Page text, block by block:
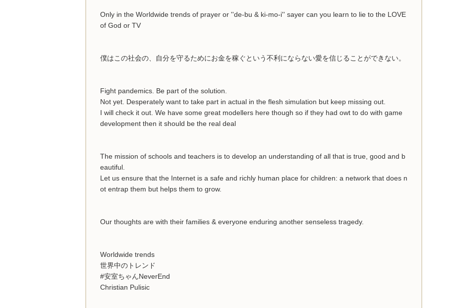
Only in the Worldwide trends of prayer or ''de-bu & ki-mo-i'' sayer can you learn to lie to the LOVE
of God or TV
僕はこの社会の、自分を守るためにお金を稼ぐという不利にならない愛を信じることができない。
Fight pandemics. Be part of the solution.
Not yet. Desperately want to take part in actual in the flesh simulation but keep missing out.
I will check it out. We have some great modellers here though so if they had owt to do with game
development then it should be the real deal
The mission of schools and teachers is to develop an understanding of all that is true, good and b
eautiful.
Let us ensure that the Internet is a safe and richly human place for children: a network that does n
ot entrap them but helps them to grow.
Our thoughts are with their families & everyone enduring another senseless tragedy.
Worldwide trends
世界中のトレンド
#安室ちゃんNeverEnd
Christian Pulisic